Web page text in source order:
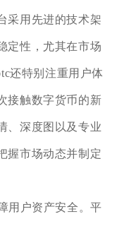
采用先进的技术架
定性，尤其在市场
还特别注重用户体
接触数字货币的新
、深度图以及专业
握市场动态并制定
用户资产安全。平